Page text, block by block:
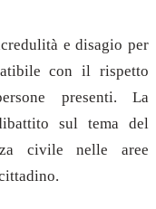
e disagio per
con il rispetto
presenti. La
sul tema del
civile nelle aree